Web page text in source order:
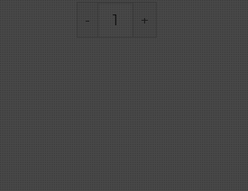
quantité de Plaisir